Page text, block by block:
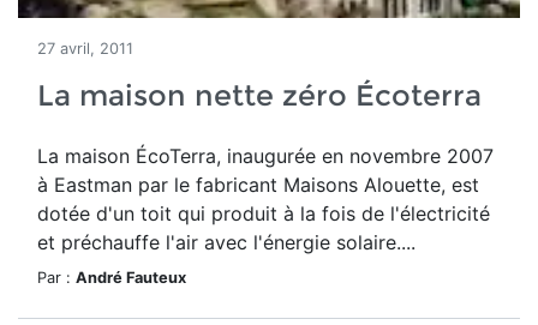
27 avril, 2011
La maison nette zéro Écoterra
La maison ÉcoTerra, inaugurée en novembre 2007
à Eastman par le fabricant Maisons Alouette, est
dotée d'un toit qui produit à la fois de l'électricité
et préchauffe l'air avec l'énergie solaire....
Par : André Fauteux